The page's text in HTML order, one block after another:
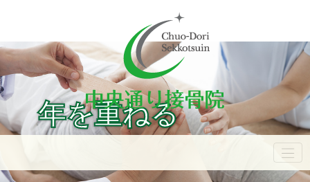
年を重ねる